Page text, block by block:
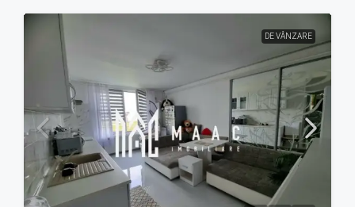
DE VÂNZARE